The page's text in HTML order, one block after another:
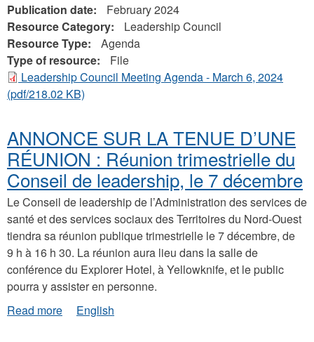
Publication date:
February 2024
Resource Category:
Leadership Council
Resource Type:
Agenda
Type of resource:
File
Leadership Council Meeting Agenda - March 6, 2024
(pdf/218.02 KB)
ANNONCE SUR LA TENUE D’UNE
RÉUNION : Réunion trimestrielle du
Conseil de leadership, le 7 décembre
Le Conseil de leadership de l’Administration des services de
santé et des services sociaux des Territoires du Nord-Ouest
tiendra sa réunion publique trimestrielle le 7 décembre, de
9 h à 16 h 30. La réunion aura lieu dans la salle de
conférence du Explorer Hotel, à Yellowknife, et le public
pourra y assister en personne.
Read more about
English